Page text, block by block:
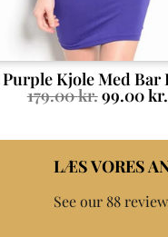
Purple Kjole Med Bar
179.00kr.99.00kr.
LÆS VORES
See our 88